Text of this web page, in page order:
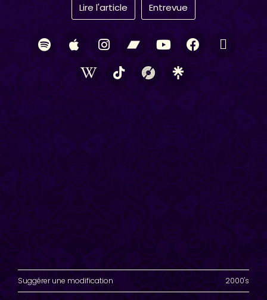
Lire l'article Entrevue
Suggérer une modification 2000's